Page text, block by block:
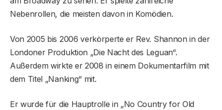
Nebenrollen, die meisten davon in Komödien.
Von 2005 bis 2006 verkörperte er Rev. Shannon in der
Londoner Produktion „Die Nacht des Leguan“.
Außerdem wirkte er 2008 in einem Dokumentarfilm mit
dem Titel „Nanking“ mit.
Er wurde für die Hauptrolle in „No Country for Old